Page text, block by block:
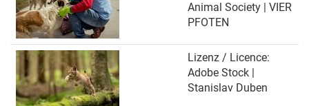
Animal Society | VIER
PFOTEN
Lizenz / Licence:
Adobe Stock |
Stanislav Duben